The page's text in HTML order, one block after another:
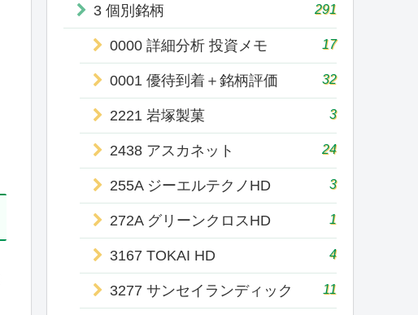
3 個別銘柄 291
0000 詳細分析 投資メモ 17
0001 優待到着＋銘柄評価 32
2221 岩塚製菓 3
2438 アスカネット 24
255A ジーエルテクノHD 3
272A グリーンクロスHD 1
3167 TOKAI HD 4
3277 サンセイランディック 11